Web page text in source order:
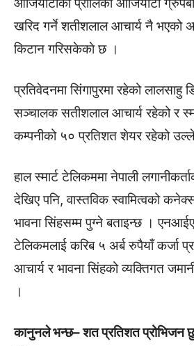
खरिद गर्ने शतीशलाल आचार्य नै भएको
किटान गरिसकेकाे छ ।
प्रतिवेदनमा सिंगापुरमा रहेको लालसाहु
सञ्चालक सतीशलाल आचार्य रहेको र
कम्पनीको ५० प्रतिशत शेयर रहेको
हाल स्मार्ट टेलिकममा नेपाली
देखिए पनि, वास्तविक स्वामित्वको
भावना सिंहसम्म पुग्ने बताइन्छ ।
टेलिकमलाई करिब ५ अर्ब रुपैयाँ कर्जा
आचार्य र भावना सिंहको व्यक्तिगत
।
कानुनले भन्छ– शत प्रतिशत प्रोभिजन